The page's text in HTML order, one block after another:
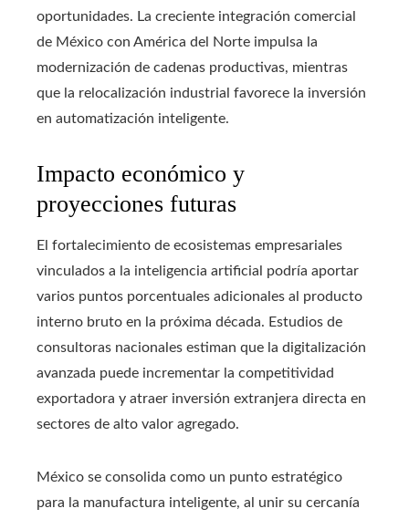
oportunidades. La creciente integración comercial
de México con América del Norte impulsa la
modernización de cadenas productivas, mientras
que la relocalización industrial favorece la inversión
en automatización inteligente.
Impacto económico y
proyecciones futuras
El fortalecimiento de ecosistemas empresariales
vinculados a la inteligencia artificial podría aportar
varios puntos porcentuales adicionales al producto
interno bruto en la próxima década. Estudios de
consultoras nacionales estiman que la digitalización
avanzada puede incrementar la competitividad
exportadora y atraer inversión extranjera directa en
sectores de alto valor agregado.
México se consolida como un punto estratégico
para la manufactura inteligente, al unir su cercanía